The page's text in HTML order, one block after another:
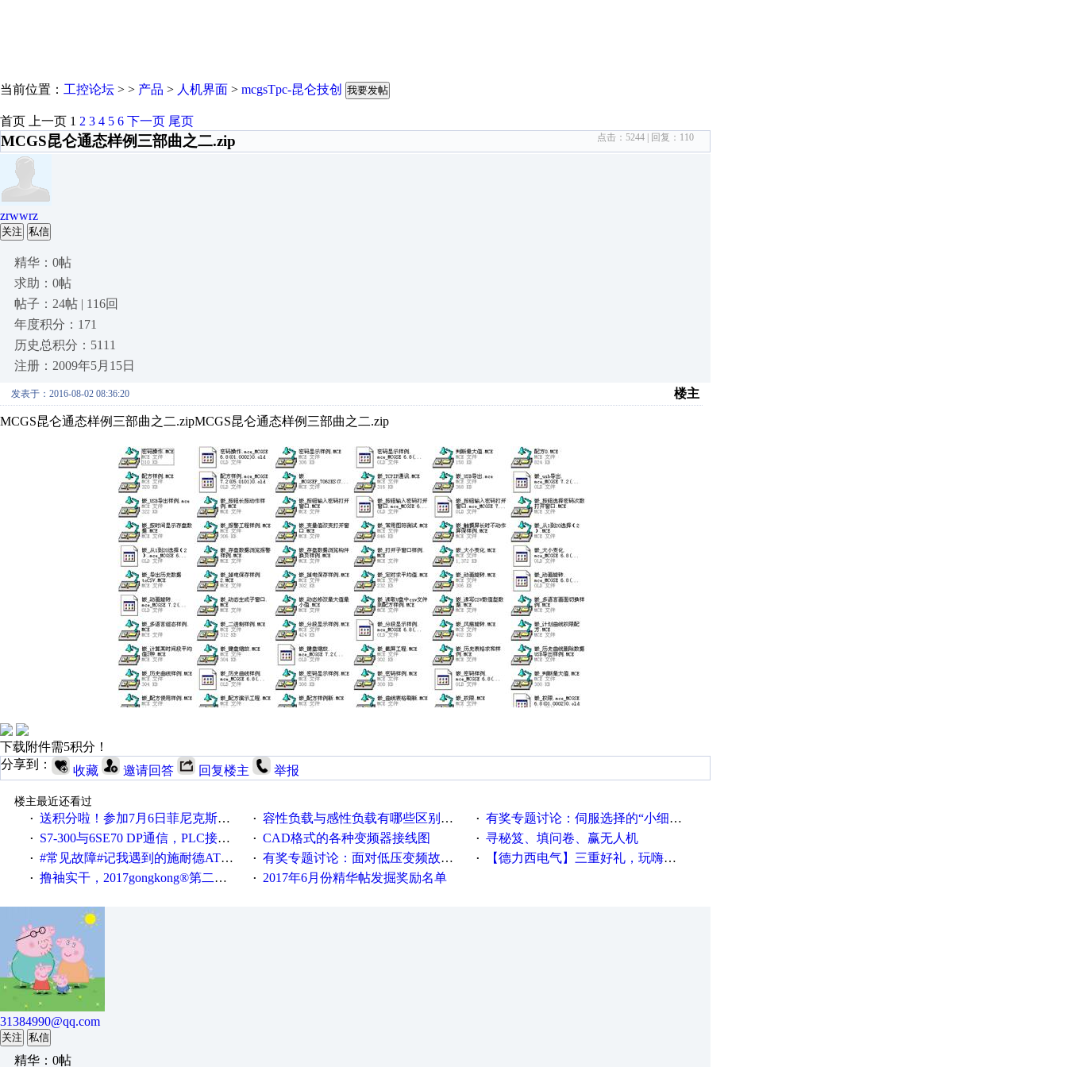
当前位置： 工控论坛 > > 产品 > 人机界面 > mcgsTpc-昆仑技创 我要发帖
首页 上一页 1 2 3 4 5 6 下一页 尾页
MCGS昆仑通态样例三部曲之二.zip 点击： 5244 | 回复： 110
zrwwrz
关注 私信
精华：0帖
求助：0帖
帖子：24帖 | 116回
年度积分：171
历史总积分：5111
注册：2009年5月15日
发表于：2016-08-02 08:36:20 楼主
MCGS昆仑通态样例三部曲之二.zipMCGS昆仑通态样例三部曲之二.zip
下载附件需5积分！
分享到：
收藏 邀请回答 回复楼主 举报
楼主最近还看过
· 送积分啦！参加7月6日菲尼克斯在线研讨会即得 · 容性负载与感性负载有哪些区别？？？ · 有奖专题讨论：伺服选择的“小细节大学问”奖励公告
· S7-300与6SE70 DP通信，PLC接收到数据不稳定 · CAD格式的各种变频器接线图 · 寻秘笈、填问卷、赢无人机
· #常见故障#记我遇到的施耐德ATV12变频器故障 · 有奖专题讨论：面对低压变频故障，老手是这样解决的！ · 【德力西电气】三重好礼，玩嗨夏日！
· 撸袖实干，2017gongkong®第二届智造工程师节正式起航！ · 2017年6月份精华帖发掘奖励名单
31384990@qq.com
关注 私信
精华：0帖